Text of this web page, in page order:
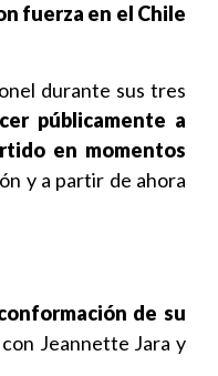
fuerza en el Chile
durante sus tres
públicamente a
en momentos
y a partir de ahora
de su
Jeannette Jara y